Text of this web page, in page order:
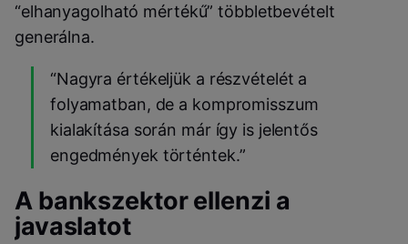
“elhanyagolható mértékű” többletbevételt
generálna.
“Nagyra értékeljük a részvételét a
folyamatban, de a kompromisszum
kialakítása során már így is jelentős
engedmények történtek.”
A bankszektor ellenzi a
javaslatot